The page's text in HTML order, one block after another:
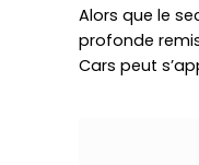
Alors que le
profonde
Cars peut